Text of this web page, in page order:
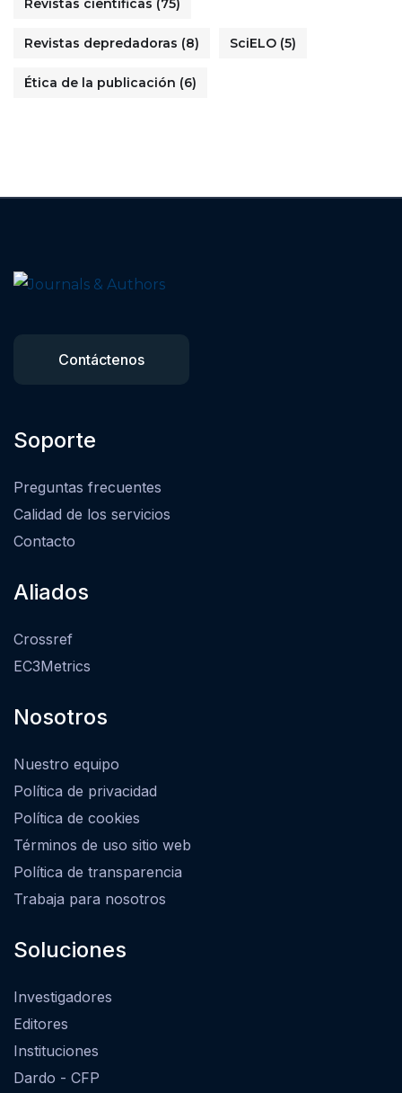
Revistas científicas (75)
Revistas depredadoras (8) SciELO (5)
Ética de la publicación (6)
Contáctenos
Soporte
Preguntas frecuentes
Calidad de los servicios
Contacto
Aliados
Crossref
EC3Metrics
Nosotros
Nuestro equipo
Política de privacidad
Política de cookies
Términos de uso sitio web
Política de transparencia
Trabaja para nosotros
Soluciones
Investigadores
Editores
Instituciones
Dardo - CFP